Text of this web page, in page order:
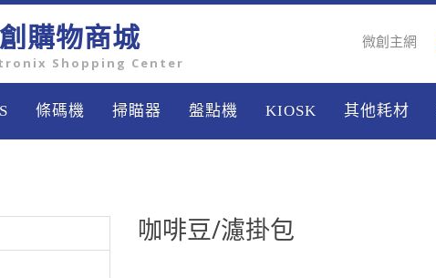
購物商城
Shopping Center
微創主網
條碼機 掃瞄器 盤點機 KIOSK 其他耗材
咖啡豆/濾掛包